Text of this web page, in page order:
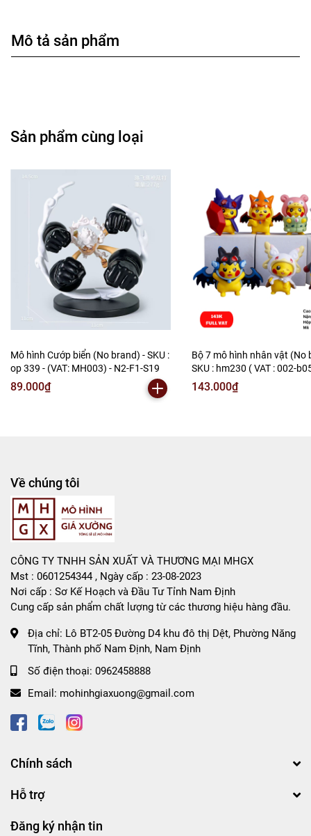
Mô tả sản phẩm
Sản phẩm cùng loại
Mô hình Cướp biển (No brand) - SKU :
op 339 - (VAT: MH003) - N2-F1-S19
89.000₫
Bộ 7 mô hình nhân vật (No
SKU : hm230 ( VAT : 002-
N2-B1-S3
143.000₫
Về chúng tôi
CÔNG TY TNHH SẢN XUẤT VÀ THƯƠNG MẠI MHGX
Mst : 0601254344 , Ngày cấp : 23-08-2023
Nơi cấp : Sơ Kế Hoạch và Đầu Tư Tỉnh Nam Định
Cung cấp sản phẩm chất lượng từ các thương hiệu hàng đầu.
Địa chỉ: Lô BT2-05 Đường D4 khu đô thị Dệt, Phường Năng
Tĩnh, Thành phố Nam Định, Nam Định
Số điện thoại: 0962458888
Email: mohinhgiaxuong@gmail.com
Chính sách
Hỗ trợ
Đăng ký nhận tin